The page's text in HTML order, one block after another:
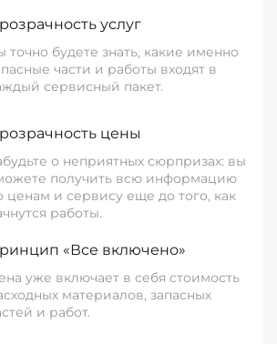
услуг
точно будете знать, какие именно
части и работы входят в
сервисный пакет.
цены
о неприятных сюрпризах: вы
получить всю информацию
ценам и сервису еще до того, как
работы.
«Все включено»
уже включает в себя стоимость
материалов, запасных
и работ.